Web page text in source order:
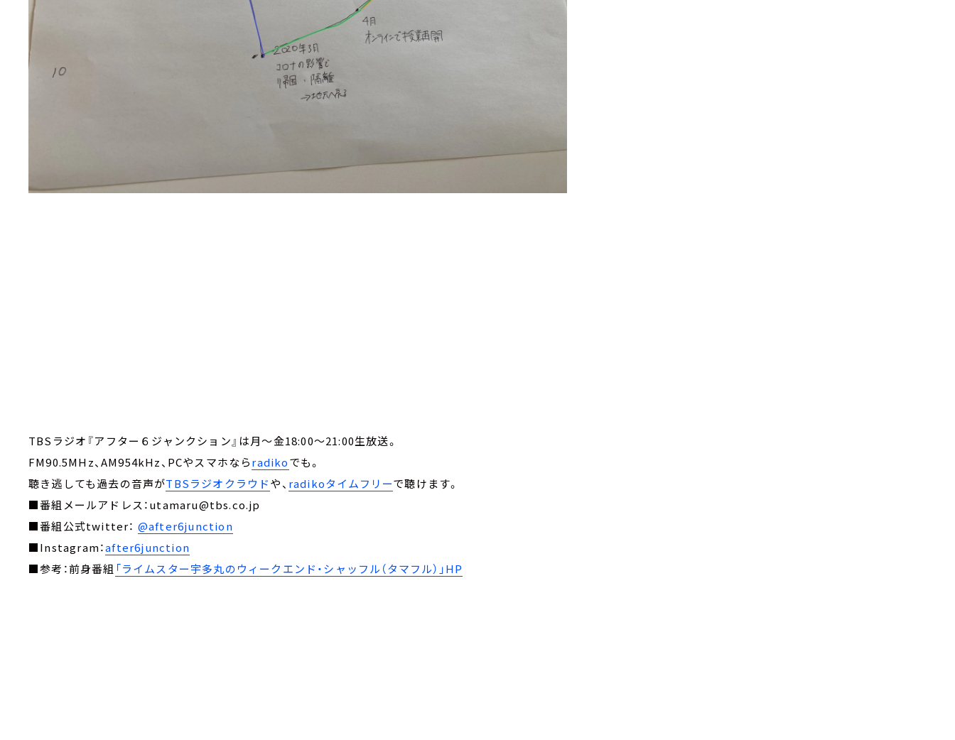
TBSラジオ『アフター６ジャンクション』は月～金18:00～21:00生放送。
FM90.5MHz、AM954kHz、PCやスマホならradikoでも。
聴き逃しても過去の音声がTBSラジオクラウドや、 radikoタイムフリーで聴けます。
■番組メールアドレス：utamaru@tbs.co.jp
■番組公式twitter： @after6junction
■Instagram：after6junction
■参考：前身番組 「ライムスター宇多丸のウィークエンド・シャッフル（タマフル）」HP